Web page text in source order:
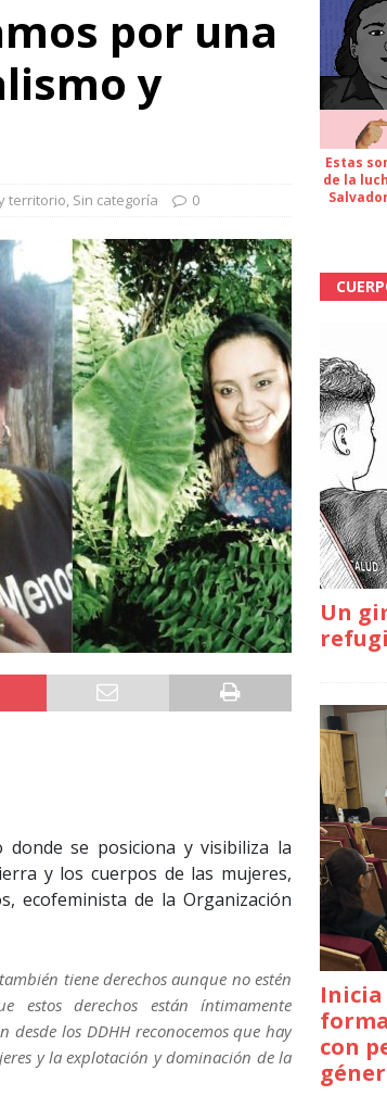
por una
y
territorio, Sin categoría 0
se posiciona y visibiliza la
y los cuerpos de las mujeres,
ecofeminista de la Organización
tiene derechos aunque no estén
estos derechos están íntimamente
los DDHH reconocemos que hay
y la explotación y dominación de la
Estas
de la
Un
con